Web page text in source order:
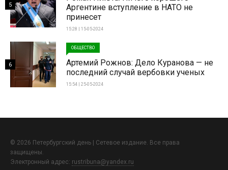
Аргентине вступление в НАТО не
принесет
15:28 | 15-05-2024
5
ОБЩЕСТВО
Артемий Рожнов: Дело Куранова — не
последний случай вербовки ученых
15:54 | 25-05-2024
6
© 2026 Петербургский день | Сетевое издание. Все права
защищены.
Электронный адрес: rustribuna@yandex.ru